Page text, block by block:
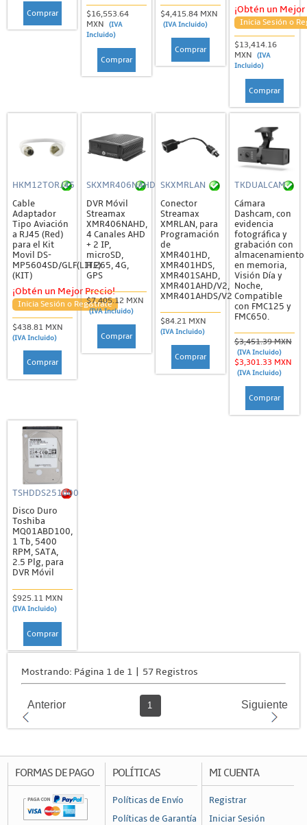
Comprar
$16,553.64
MXN
(IVA
Incluido)
Comprar
$4,415.84 MXN
(IVA Incluido)
Comprar
¡Obtén un
Inicia Sesión o
$13,414.16
MXN
(IVA
Incluido)
Comprar
HKM12TORJ45
Cable
Adaptador
Tipo Aviación
a RJ45 (Red)
para el Kit
Movil DS-
MP5604SD/GLF(LITE)
(KIT)
¡Obtén un Mejor Precio!
Inicia Sesión o Regístrate
$438.81 MXN
(IVA Incluido)
Comprar
SKXMR406NAHD
DVR Móvil
Streamax
XMR406NAHD,
4 Canales AHD
+ 2 IP,
microSD,
H.265, 4G,
GPS
$7,405.12 MXN
(IVA Incluido)
Comprar
SKXMRLAN
Conector
Streamax
XMRLAN, para
Programación
de
XMR401HD,
XMR401HDS,
XMR401SAHD,
XMR401AHD/V2,
XMR401AHDS/V2
$84.21 MXN
(IVA Incluido)
Comprar
TKDUALCAM
Cámara
Dashcam, con
evidencia
fotográfica y
grabación con
almacenamiento
en memoria,
Visión Día y
Noche,
Compatible
con FMC125 y
FMC650.
$3,451.39 MXN
(IVA Incluido)
$3,301.33 MXN
(IVA Incluido)
Comprar
TSHDDS251000
Disco Duro
Toshiba
MQ01ABD100,
1 Tb, 5400
RPM, SATA,
2.5 Plg, para
DVR Móvil
$925.11 MXN
(IVA Incluido)
Comprar
Mostrando: Página 1 de 1 | 57 Registros
Anterior 1 Siguiente
FORMAS DE PAGO POLÍTICAS
Políticas de Envío
Políticas de Garantía
MI CUENTA
Registrar
Iniciar Sesión